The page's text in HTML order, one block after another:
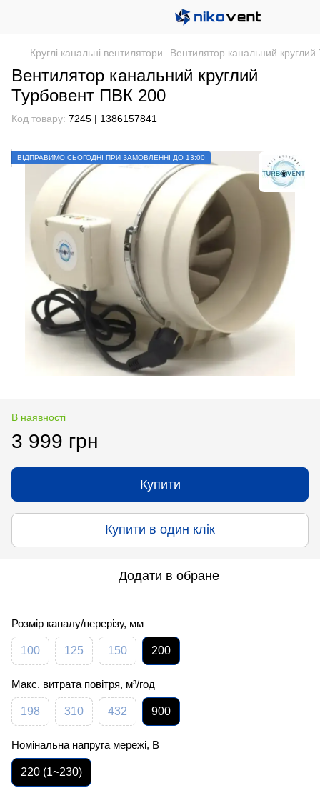
Круглі канальні вентилятори Вентилятор канальний
Вентилятор канальний круглий
Турбовент ПВК 200
Код товару: 7245 | 1386157841
ВІДПРАВИМО СЬОГОДНІ ПРИ ЗАМОВЛЕННІ ДО 13:00
В наявності
3 999 грн
Купити
Купити в один клік
Додати в обране
Розмір каналу/перерізу, мм
100 125 150 200
Макс. витрата повітря, м³/год
198 310 432 900
Номінальна напруга мережі, В
220 (1~230)